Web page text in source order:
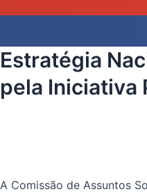
Estratégia
pela Iniciativa
A Comissão de Assuntos